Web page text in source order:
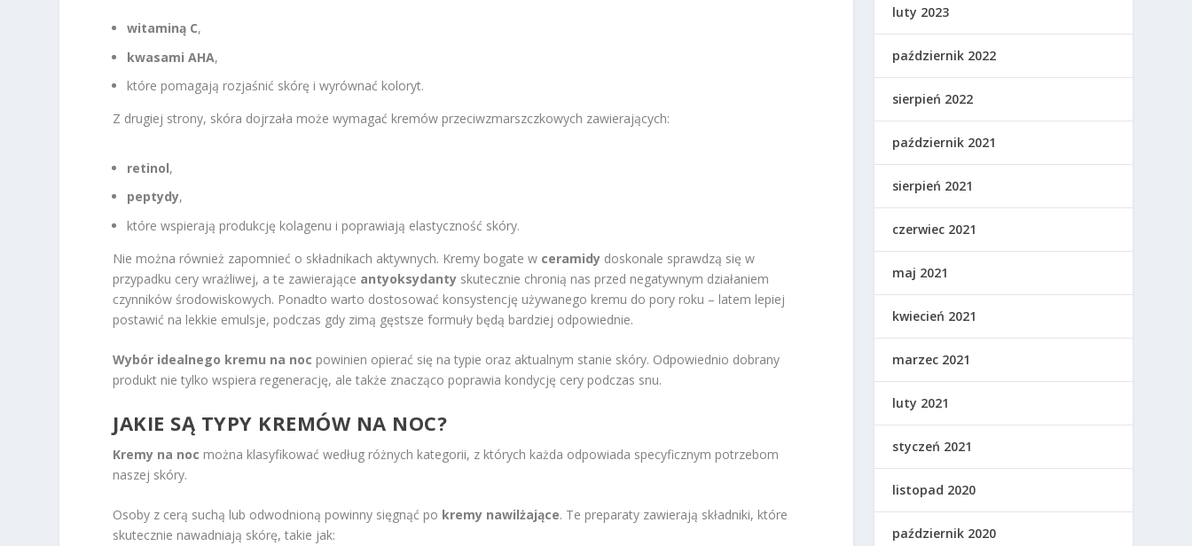
witaminą C,
kwasami AHA,
które pomagają rozjaśnić skórę i wyrównać koloryt.
Z drugiej strony, skóra dojrzała może wymagać kremów przeciwzmarszczkowych zawierających:
retinol,
peptydy,
które wspierają produkcję kolagenu i poprawiają elastyczność skóry.
Nie można również zapomnieć o składnikach aktywnych. Kremy bogate w ceramidy doskonale sprawdzą się w
przypadku cery wrażliwej, a te zawierające antyoksydanty skutecznie chronią nas przed negatywnym działaniem
czynników środowiskowych. Ponadto warto dostosować konsystencję używanego kremu do pory roku – latem lepiej
postawić na lekkie emulsje, podczas gdy zimą gęstsze formuły będą bardziej odpowiednie.
Wybór idealnego kremu na noc powinien opierać się na typie oraz aktualnym stanie skóry. Odpowiednio dobrany
produkt nie tylko wspiera regenerację, ale także znacząco poprawia kondycję cery podczas snu.
JAKIE SĄ TYPY KREMÓW NA NOC?
Kremy na noc można klasyfikować według różnych kategorii, z których każda odpowiada specyficznym potrzebom
naszej skóry.
Osoby z cerą suchą lub odwodnioną powinny sięgnąć po kremy nawilżające. Te preparaty zawierają składniki, które
skutecznie nawadniają skórę, takie jak:
luty 2023
październik 2022
sierpień 2022
październik 2021
sierpień 2021
czerwiec 2021
maj 2021
kwiecień 2021
marzec 2021
luty 2021
styczeń 2021
listopad 2020
październik 2020